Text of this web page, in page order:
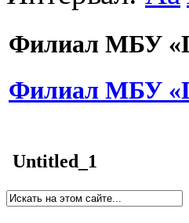
Филиал МБУ
Филиал МБУ
Untitled_1